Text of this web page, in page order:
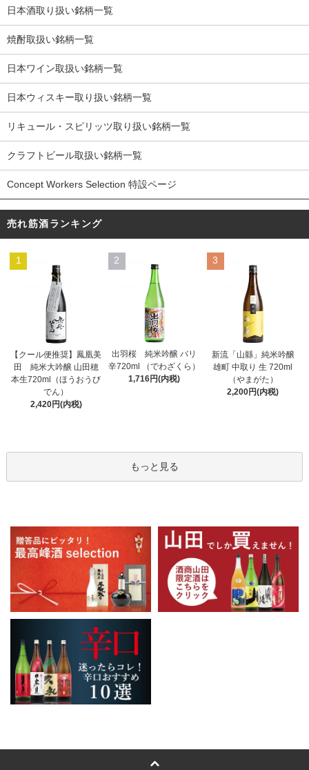
日本酒取り扱い銘柄一覧
焼酎取扱い銘柄一覧
日本ワイン取扱い銘柄一覧
日本ウィスキー取り扱い銘柄一覧
リキュール・スピリッツ取り扱い銘柄一覧
クラフトビール取扱い銘柄一覧
Concept Workers Selection 特設ページ
売れ筋酒ランキング
1
【クール便推奨】鳳凰美
田 純米大吟醸 山田穂
本生720ml（ほうおうび
でん）
2,420円(内税)
2
出羽桜 純米吟醸 バリ
辛720ml （でわざくら）
1,716円(内税)
3
新流「山縣」純米吟醸
雄町 中取り 生 720ml
（やまがた）
2,200円(内税)
もっと見る